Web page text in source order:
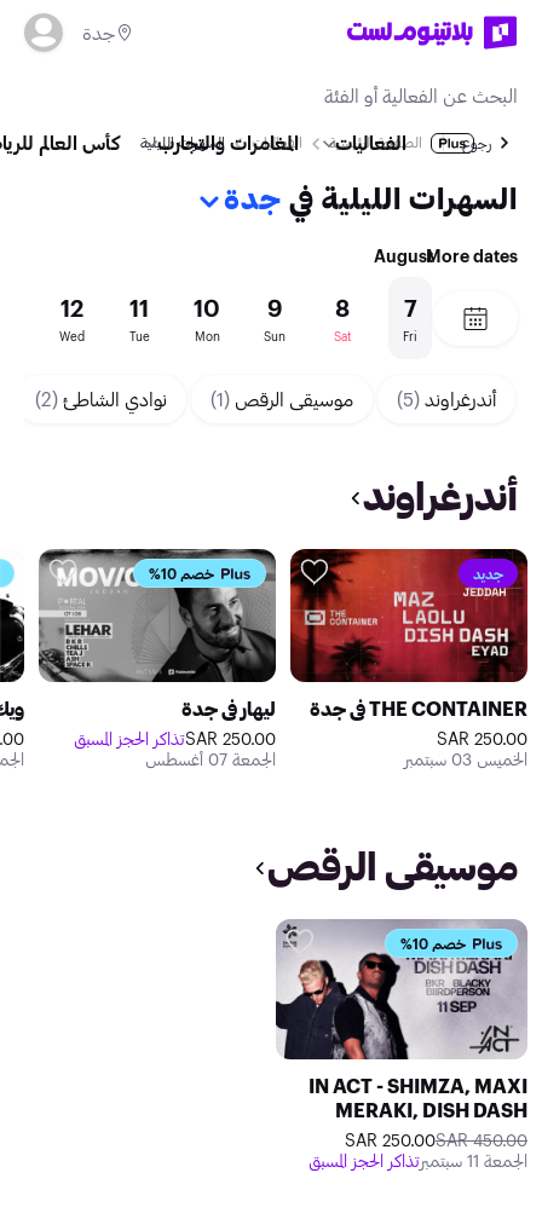
جدة
الفعاليات المغامرات والتجارب كأس العالم رجوع الصفحة الرئيسية الفعاليات السهرات الليلية
السهرات الليلية في جدة
More dates
August
7
Fri
8
Sat
9
Sun
10
Mon
11
Tue
12
Wed
أندرغراوند (5) موسيقى الرقص (1) نوادي الشاطئ (2)
أندرغراوند
جديد
THE CONTAINER في جدة
250.00 SAR
الخميس 03 سبتمبر
خصم 10%
ليهار في جدة
250.00 SAR
تذاكر الحجز المسبق
الجمعة 07 أغسطس
SAR
موسيقى الرقص
خصم 10%
IN ACT - SHIMZA, MAXI
MERAKI, DISH DASH
450.00 SAR
250.00 SAR
الجمعة 11 سبتمبر
تذاكر الحجز المسبق